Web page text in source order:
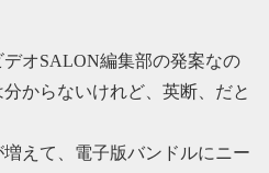
オSALON編集部の発案なの
からないけれど、英断、だと
えて、電子版バンドルにニー